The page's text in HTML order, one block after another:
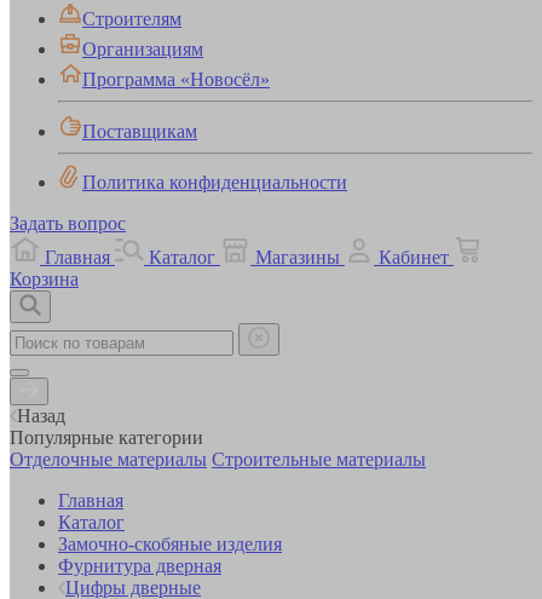
Строителям
Организациям
Программа «Новосёл»
Поставщикам
Политика конфиденциальности
Задать вопрос
Главная
Каталог Магазины
Кабинет
Корзина
Назад
Популярные категории
Отделочные материалы Строительные материалы
Главная
Каталог
Замочно-скобяные изделия
Фурнитура дверная
Цифры дверные